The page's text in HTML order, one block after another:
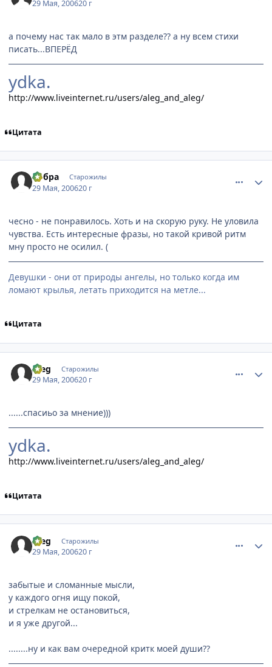
29 Мая, 200620 г
а почему нас так мало в этм разделе?? а ну всем стихи
писать...ВПЕРЁД
ydka.
http://www.liveinternet.ru/users/aleg_and_aleg/
Цитата
Кобра Старожилы
29 Мая, 200620 г
чесно - не понравилось. Хоть и на скорую руку. Не уловила
чувства. Есть интересные фразы, но такой кривой ритм
мну просто не осилил. (
Девушки - они от природы ангелы, но только когда им
ломают крылья, летать приходится на метле...
Цитата
Aleg Старожилы
29 Мая, 200620 г
......спасиьо за мнение)))
ydka.
http://www.liveinternet.ru/users/aleg_and_aleg/
Цитата
Aleg Старожилы
29 Мая, 200620 г
забытые и сломанные мысли,
у каждого огня ищу покой,
и стрелкам не остановиться,
и я уже другой...
........ну и как вам очередной критк моей души??